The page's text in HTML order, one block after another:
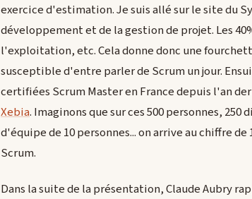
exercice d'estimation. Je suis allé sur le site du
développement et de la gestion de projet. Les
l'exploitation, etc. Cela donne donc une
susceptible d'entre parler de Scrum un jour.
certifiées Scrum Master en France depuis l'an
Xebia. Imaginons que sur ces 500 personnes,
d'équipe de 10 personnes... on arrive au chiffre
Scrum.
Dans la suite de la présentation, Claude Aubry